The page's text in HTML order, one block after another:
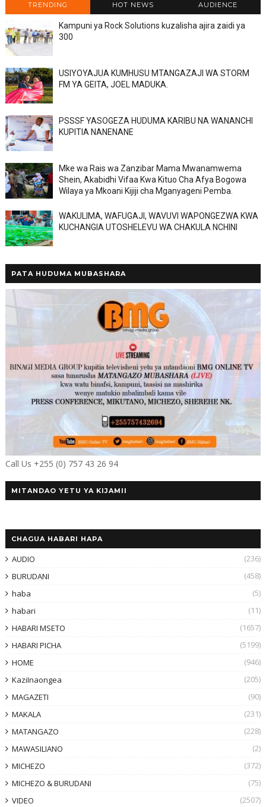
TRENDING HOT NEWS AUDIENCE
Kampuni ya Rock Solutions kuzalisha ajira zaidi ya
300
USIYOYAJUA KUMHUSU MTANGAZAJI WA STORM
FM YA GEITA, JOEL MADUKA.
PSSSF YASOGEZA HUDUMA KARIBU NA WANANCHI
KUPITIA NANENANE
Mke wa Rais wa Zanzibar Mama Mwanamwema
Shein, Akabidhi Vifaa Kwa Kituo Cha Afya Bogowa
Wilaya ya Mkoani Kijiji cha Mganyageni Pemba.
WAKULIMA, WAFUGAJI, WAVUVI WAPONGEZWA KWA
KUCHANGIA UTOSHELEVU WA CHAKULA NCHINI
PATA HUDUMA MUBASHARA
Call Us +255 (0) 757 43 26 94
MITANDAO YETU YA KIJAMII
CHAGUA HABARI HAPA
AUDIO
(236)
BURUDANI
(458)
haba
(5)
habari
(11)
HABARI MSETO
(1657)
HABARI PICHA
(5199)
HOME
(946)
KaziInaongea
(205)
MAGAZETI
(90)
MAKALA
(231)
MATANGAZO
(228)
MAWASILIANO
(2)
MICHEZO
(372)
MICHEZO & BURUDANI
(75)
VIDEO
(2507)